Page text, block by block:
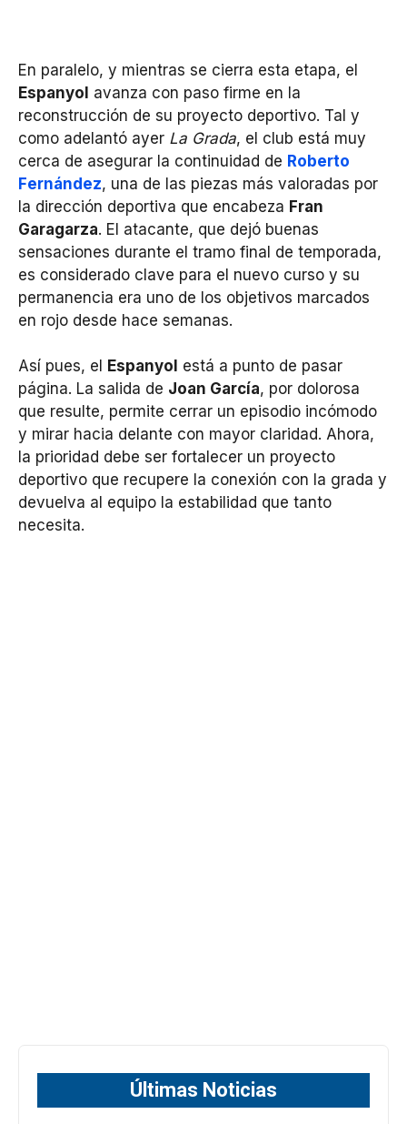
En paralelo, y mientras se cierra esta etapa, el
Espanyol avanza con paso firme en la
reconstrucción de su proyecto deportivo. Tal y
como adelantó ayer La Grada, el club está muy
cerca de asegurar la continuidad de Roberto
Fernández, una de las piezas más valoradas por
la dirección deportiva que encabeza Fran
Garagarza. El atacante, que dejó buenas
sensaciones durante el tramo final de temporada,
es considerado clave para el nuevo curso y su
permanencia era uno de los objetivos marcados
en rojo desde hace semanas.
Así pues, el Espanyol está a punto de pasar
página. La salida de Joan García, por dolorosa
que resulte, permite cerrar un episodio incómodo
y mirar hacia delante con mayor claridad. Ahora,
la prioridad debe ser fortalecer un proyecto
deportivo que recupere la conexión con la grada y
devuelva al equipo la estabilidad que tanto
necesita.
Últimas Noticias